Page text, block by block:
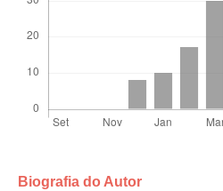
Biografia do Autor